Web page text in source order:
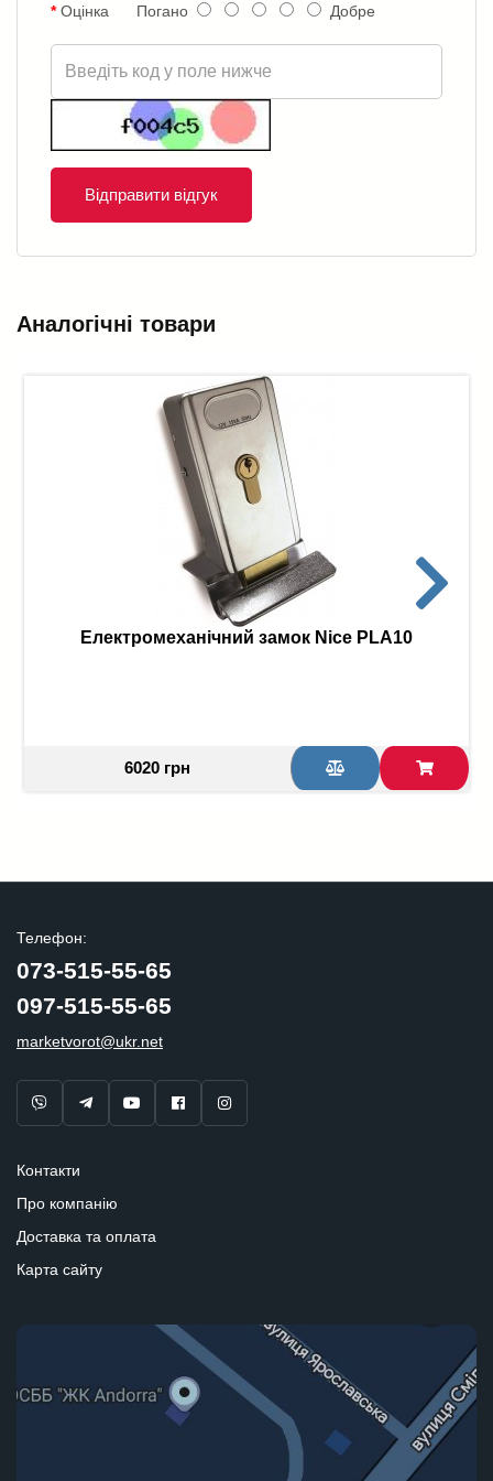
Оцінка Погано Добре
Відправити відгук
Аналогічні товари
Електромеханічний замок Nice PLA10
6020 грн
Телефон:
073-515-55-65
097-515-55-65
marketvorot@ukr.net
Контакти
Про компанію
Доставка та оплата
Карта сайту